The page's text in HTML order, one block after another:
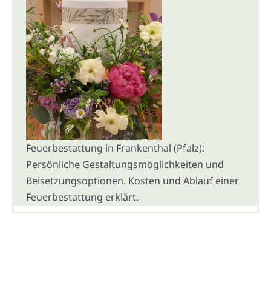
Feuerbestattung in Frankenthal (Pfalz):
Persönliche Gestaltungsmöglichkeiten und
Beisetzungsoptionen. Kosten und Ablauf einer
Feuerbestattung erklärt.